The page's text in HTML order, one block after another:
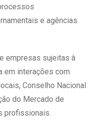
e agências
empresas sujeitas à
em interações com
Conselho Nacional
do Mercado de
profissionais.